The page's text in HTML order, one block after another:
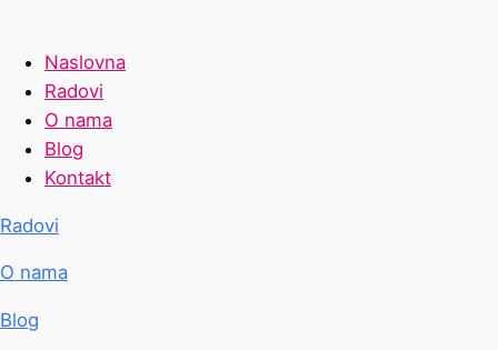
MenuNaslovna
Radovi
O nama
Blog
Kontakt
Radovi
O nama
Blog